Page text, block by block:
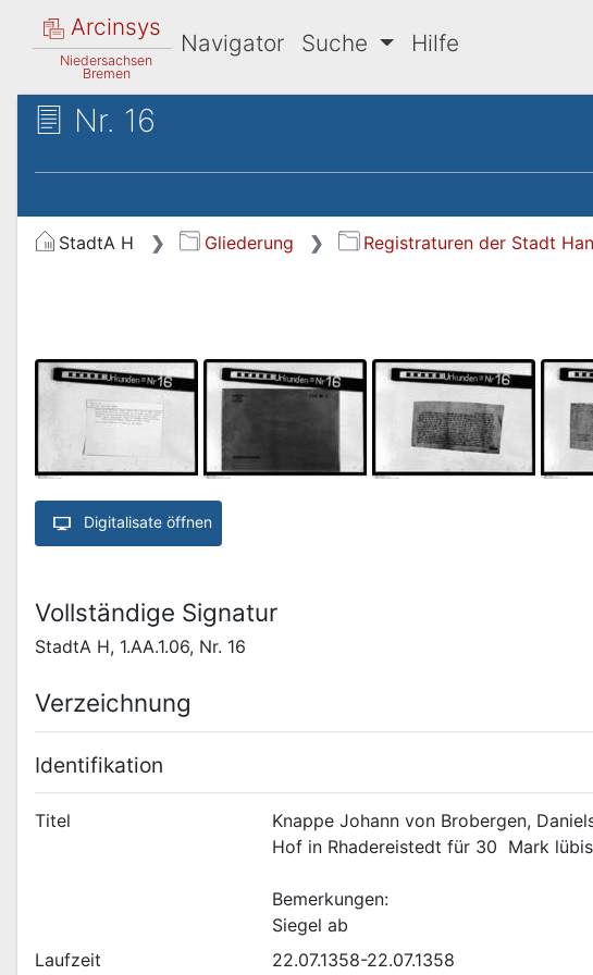
Arcinsys
Niedersachsen
Bremen
Navigator Suche Hilfe
Nr. 16
StadtA H Gliederung Registraturen der Stadt
Digitalisate öffnen
Vollständige Signatur
StadtA H, 1.AA.1.06, Nr. 16
Verzeichnung
Identifikation
Titel
Knappe Johann von Brobergen,
Hof in Rhadereistedt für 30  Mark
Bemerkungen:
Siegel ab
Laufzeit
22.07.1358-22.07.1358